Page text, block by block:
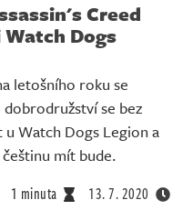
Creed
Dogs
letošního roku se
se bez
Watch Dogs Legion a
mít bude.
1 minuta 13. 7. 2020